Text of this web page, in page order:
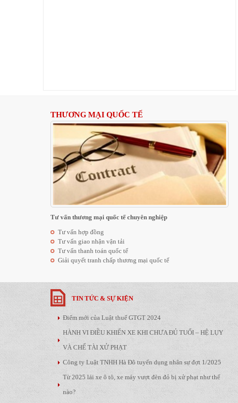
THƯƠNG MẠI QUỐC TẾ
Tư vấn thương mại quốc tế chuyên nghiệp
Tư vấn hợp đồng
Tư vấn giao nhận vận tải
Tư vấn thanh toán quốc tế
Giải quyết tranh chấp thương mại quốc tế
TIN TỨC & SỰ KIỆN
Điểm mới của Luật thuế GTGT 2024
HÀNH VI ĐIỀU KHIỂN XE KHI CHƯA ĐỦ TUỔI – HỆ LỤY
VÀ CHẾ TÀI XỬ PHẠT
Công ty Luật TNHH Hà Đô tuyển dụng nhân sự đợt 1/2025
Từ 2025 lái xe ô tô, xe máy vượt đèn đỏ bị xử phạt như thế
nào?